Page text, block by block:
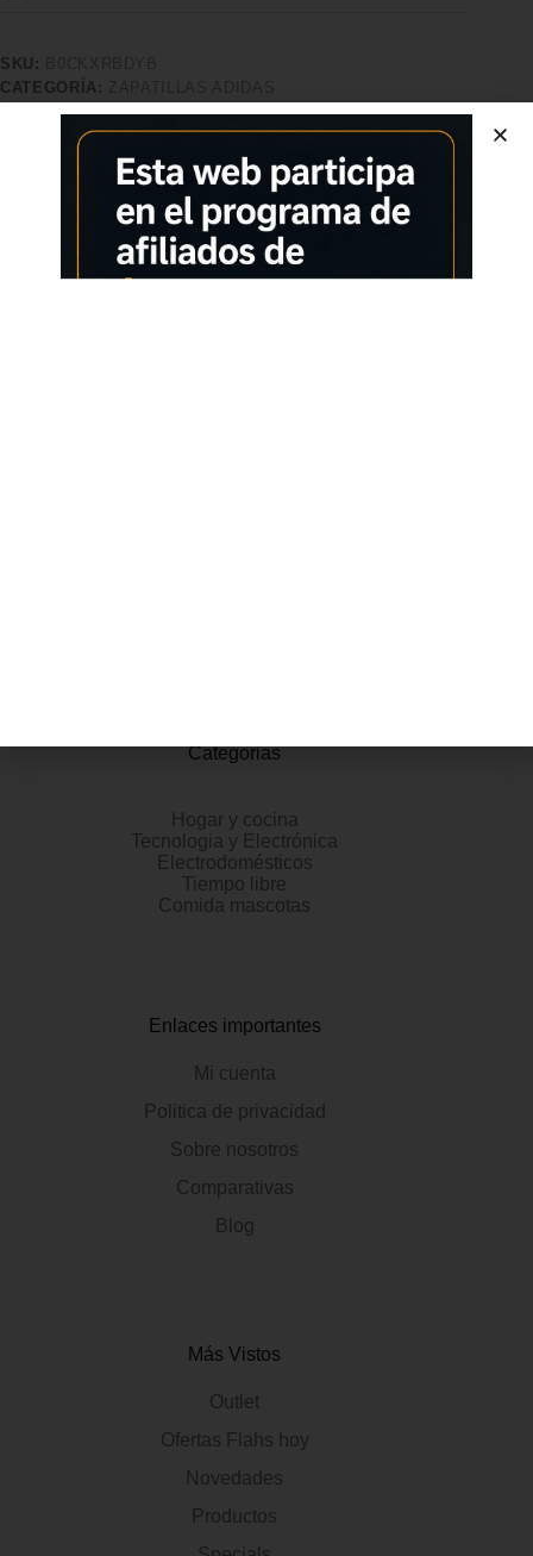
SKU:
CATEGORÍA:
ETIQUETA:ZAPATILLAS ADIDAS
ADIDAS
Características adicionales
Calidad superior
Pago seguro
Satisfacción garantizada
Devolución garantizada
Categorias
Hogar y cocina
Tecnologia y Electrónica
Electrodomésticos
Tiempo libre
Comida mascotas
Enlaces importantes
Mi cuenta
Politica de privacidad
Sobre nosotros
Comparativas
Blog
Más Vistos
Outlet
Ofertas Flahs hoy
Novedades
Productos